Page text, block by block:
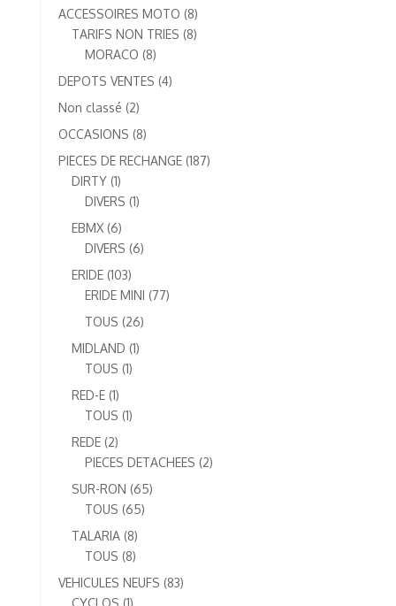
ACCESSOIRES MOTO 88
produits
TARIFS NON TRIES 88
MORACO 88
produits
DEPOTS VENTES 44
Non classé 22
produits
OCCASIONS 88
produits
PIECES DE RECHANGE 187187
DIRTY 11
produit
DIVERS 11
EBMX 66
produits
DIVERS 66
ERIDE 103103
produits
ERIDE MINI 7777
TOUS 2626
MIDLAND 11
TOUS 11
RED-E 11
produit
TOUS 11
REDE 22
produits
PIECES DETACHEES 22
SUR-RON 6565
TOUS 6565
TALARIA 88
produits
TOUS 88
produits
VEHICULES NEUFS 8383
1